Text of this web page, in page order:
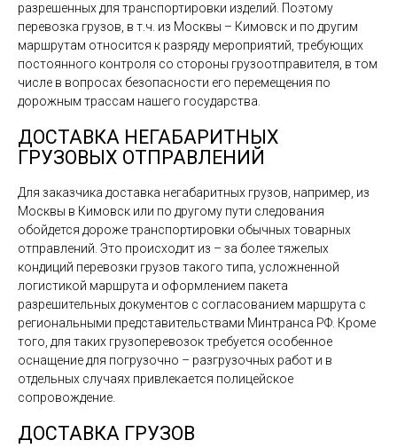
разрешенных для транспортировки изделий. Поэтому
перевозка грузов, в т.ч. из Москвы – Кимовск и по другим
маршрутам относится к разряду мероприятий, требующих
постоянного контроля со стороны грузоотправителя, в том
числе в вопросах безопасности его перемещения по
дорожным трассам нашего государства.
ДОСТАВКА НЕГАБАРИТНЫХ
ГРУЗОВЫХ ОТПРАВЛЕНИЙ
Для заказчика доставка негабаритных грузов, например, из
Москвы в Кимовск или по другому пути следования
обойдется дороже транспортировки обычных товарных
отправлений. Это происходит из – за более тяжелых
кондиций перевозки грузов такого типа, усложненной
логистикой маршрута и оформлением пакета
разрешительных документов с согласованием маршрута с
региональными представительствами Минтранса РФ. Кроме
того, для таких грузоперевозок требуется особенное
оснащение для погрузочно – разгрузочных работ и в
отдельных случаях привлекается полицейское
сопровождение.
ДОСТАВКА ГРУЗОВ